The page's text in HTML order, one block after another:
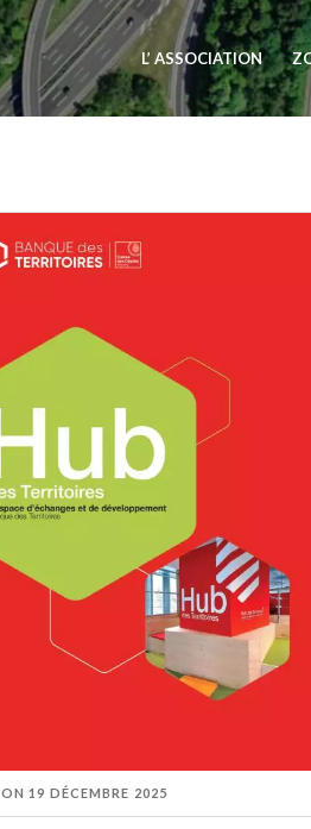
L’ ASSOCIATION
ON19 DÉCEMBRE 2025